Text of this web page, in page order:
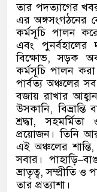
তার পদত্যাগের
এর অঙ্গসংগঠনের
কর্মসূচি পালন
এবং পুনর্বহালের
বিক্ষোভ,সড়ক
কর্মসূচি পালন
পার্বত্য অঞ্চলের
বজায় রাখার
উসকানি,
শ্রদ্ধা,সহমর্মিতা
প্রয়োজন। তিনি
এই অঞ্চলের শান্তি
সবার। পাহাড়ি–
ভ্রাতৃত্ব,সম্প্রীতি
তার প্রত্যাশা।